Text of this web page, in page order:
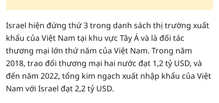
Israel hiện đứng thứ 3 trong danh sách thị trường xuất
khẩu của Việt Nam tại khu vực Tây Á và là đối tác
thương mại lớn thứ năm của Việt Nam. Trong năm
2018, trao đổi thương mại hai nước đạt 1,2 tỷ USD, và
đến năm 2022, tổng kim ngạch xuất nhập khẩu của Việt
Nam với Israel đạt 2,2 tỷ USD.